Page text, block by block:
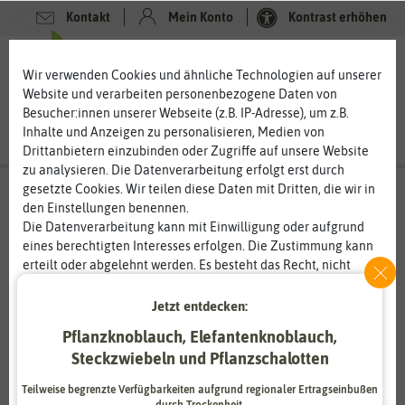
Kontakt Mein Konto Kontrast erhöhen
Anzucht & Gartenzubehör- Dünger-
Zimmerpflanzendünger
Zimmerpflanzendünger für die schönsten
Zimmerpflanzen
diese sind im Blumentopf oder Pflanzkübel nur begrenzt
vorhanden. Düngen Sie die Zimmerpflanzen nicht regelmäßig,
zeigen diese schon bald die ersten Mangelerscheinungen. Mit
und Hibiskus alle Nährstoffe, die die Pflanzen benötigen. Dabei
Filter
Wir verwenden Cookies und ähnliche Technologien auf unserer
Website und verarbeiten personenbezogene Daten von
Besucher:innen unserer Webseite (z.B. IP-Adresse), um z.B.
Inhalte und Anzeigen zu personalisieren, Medien von
Drittanbietern einzubinden oder Zugriffe auf unsere Website
zu analysieren. Die Datenverarbeitung erfolgt erst durch
gesetzte Cookies. Wir teilen diese Daten mit Dritten, die wir in
den Einstellungen benennen.
Die Datenverarbeitung kann mit Einwilligung oder aufgrund
eines berechtigten Interesses erfolgen. Die Zustimmung kann
erteilt oder abgelehnt werden. Es besteht das Recht, nicht
Zeitpunkt zu ändern oder zu widerrufen. Weitere
den Diensten erklären wir in unsererDaten­schutz­erklärung
Essenziell Statistik
Jetzt entdecken:
Pflanzknoblauch, Elefantenknoblauch,
Steckzwiebeln und Pflanzschalotten
Teilweise begrenzte Verfügbarkeiten aufgrund regionaler Ertragseinbußen